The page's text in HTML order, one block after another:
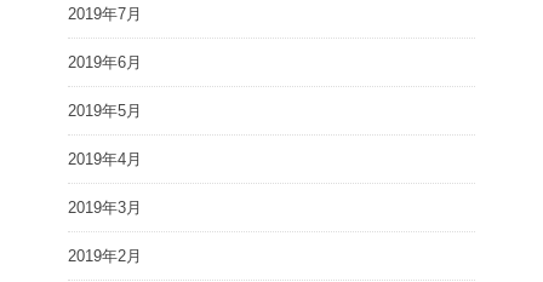
2019年7月
2019年6月
2019年5月
2019年4月
2019年3月
2019年2月